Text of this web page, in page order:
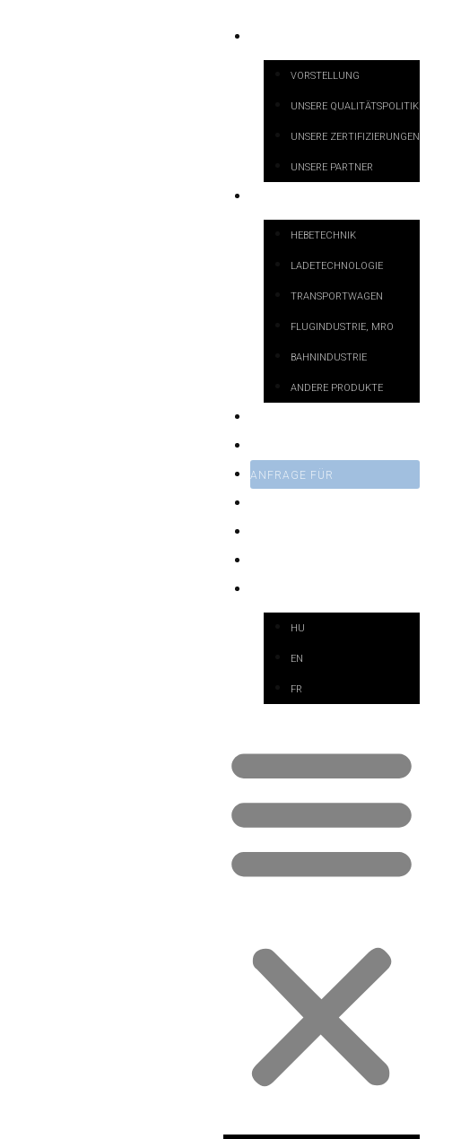
VORSTELLUNG
UNSERE QUALITÄTSPOLITIK
UNSERE ZERTIFIZIERUNGEN
UNSERE PARTNER
HEBETECHNIK
LADETECHNOLOGIE
TRANSPORTWAGEN
FLUGINDUSTRIE, MRO
BAHNINDUSTRIE
ANDERE PRODUKTE
ANFRAGE FÜR
HU
EN
FR